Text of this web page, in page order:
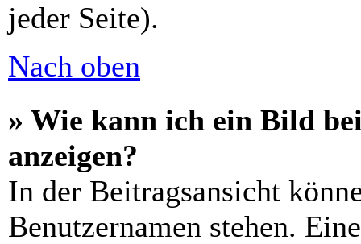
jeder Seite).
Nach oben
» Wie kann ich ein Bild
anzeigen?
In der Beitragsansicht
Benutzernamen stehen.